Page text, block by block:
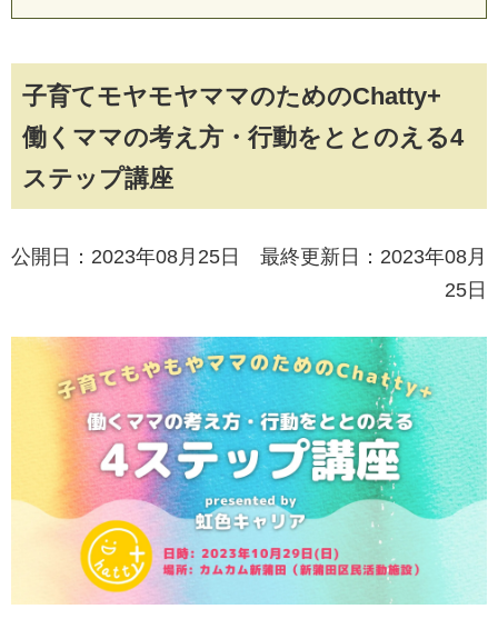
子育てモヤモヤママのためのChatty+
働くママの考え方・行動をととのえる4
ステップ講座
公開日：2023年08月25日 最終更新日：2023年08月
25日